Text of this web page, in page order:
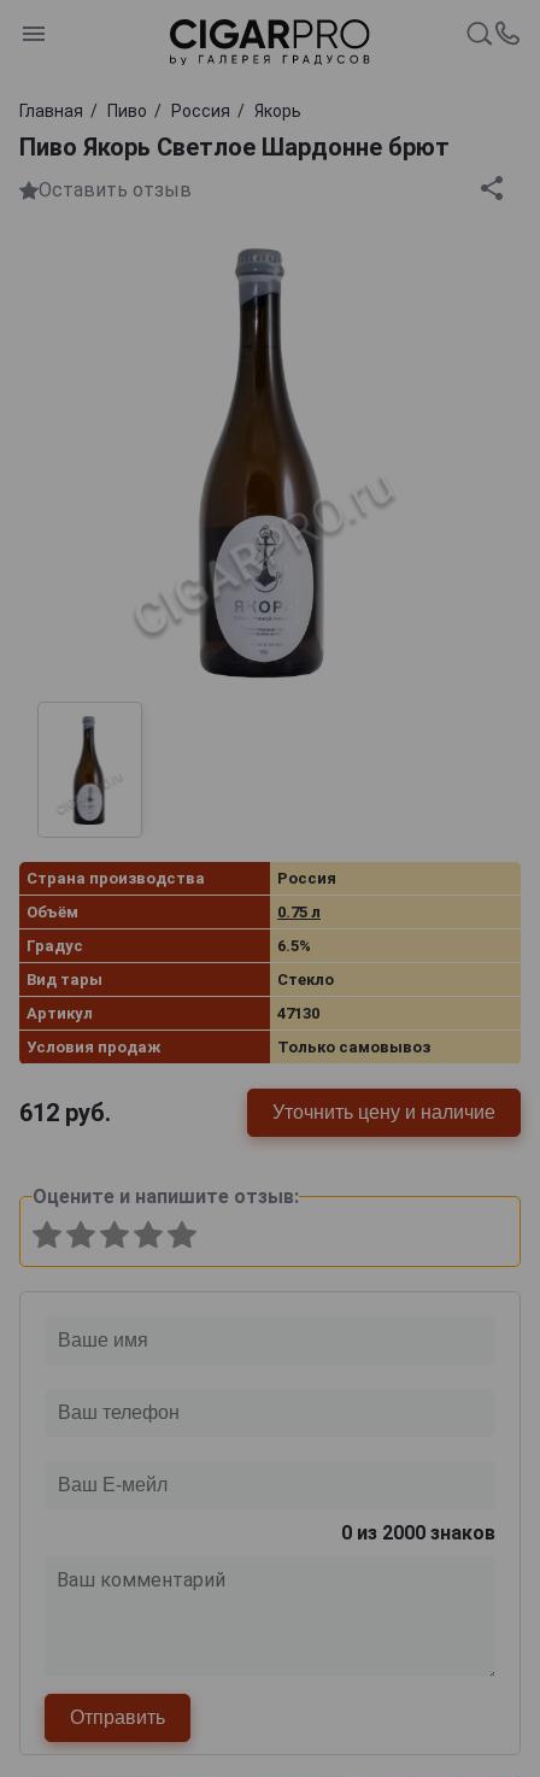
Главная Пиво Россия Якорь
Пиво Якорь Светлое Шардонне брют
Оставить отзыв
Страна производства
Россия
Объём
0.75 л
Градус
6.5%
Вид тары
Стекло
Артикул
47130
Условия продаж
Только самовывоз
612 руб. Уточнить цену и наличие
Оцените и напишите отзыв:
0 из 2000 знаков